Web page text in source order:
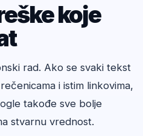
koje
rad. Ako se svaki tekst
i istim linkovima,
takođe sve bolje
stvarnu vrednost.